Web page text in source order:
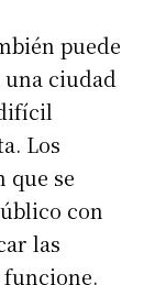
puede
ciudad
Los
que se
con
las